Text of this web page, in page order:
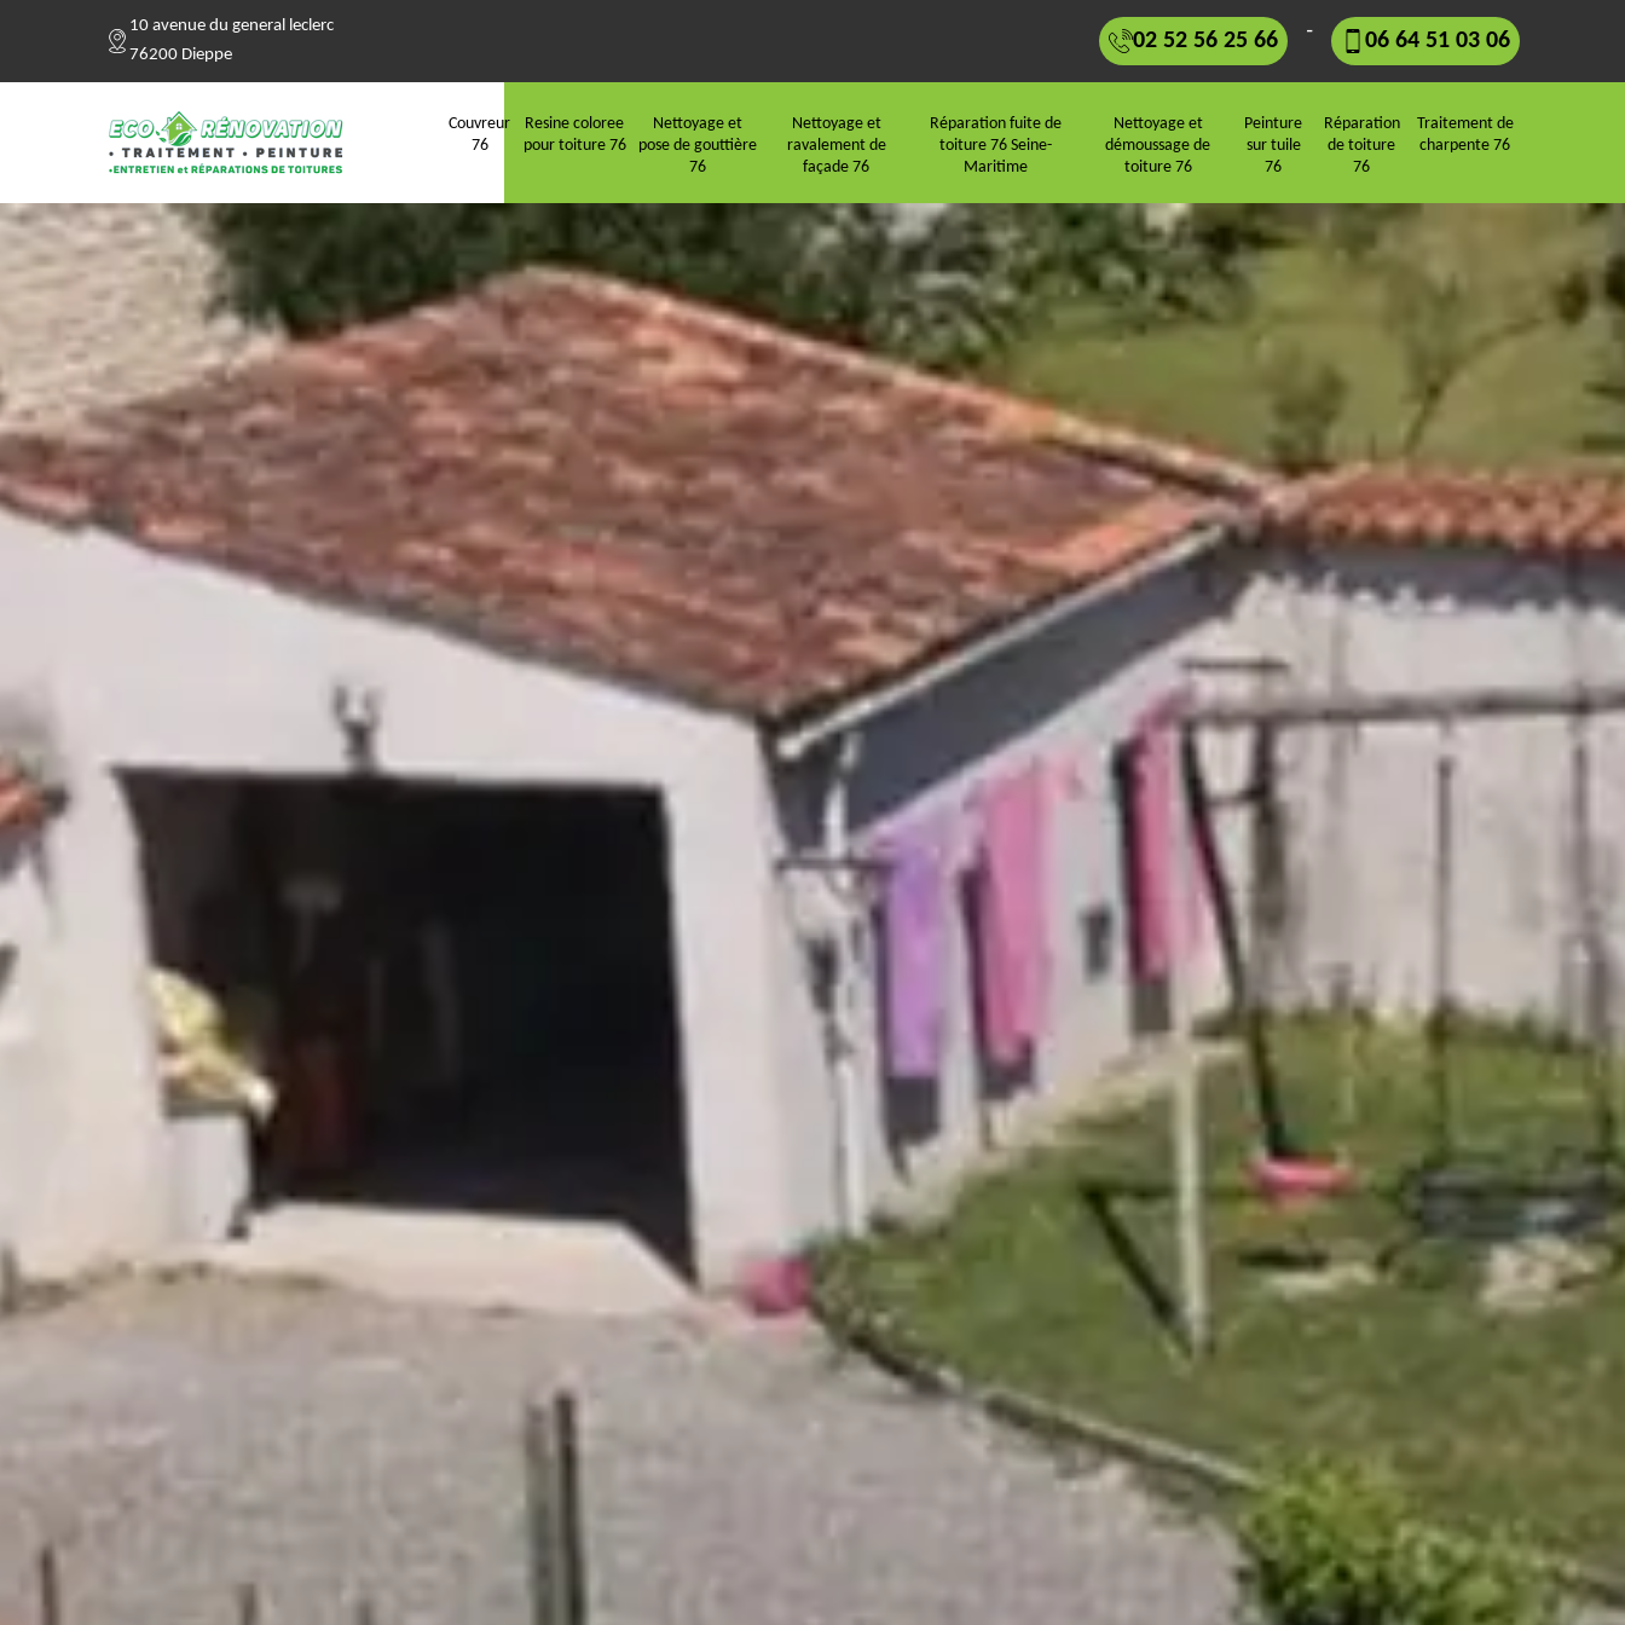
10 avenue du general leclerc
76200 Dieppe
02 52 56 25 66 - 06 64 51 03 06
Couvreur
76
Resine coloree
pour toiture 76
Nettoyage et
pose de gouttière
76
Nettoyage et
ravalement de
façade 76
Réparation fuite de
toiture 76 Seine-
Maritime
Nettoyage et
démoussage de
toiture 76
Peinture
sur tuile
76
Réparation
de toiture
76
Traitement de
charpente 76